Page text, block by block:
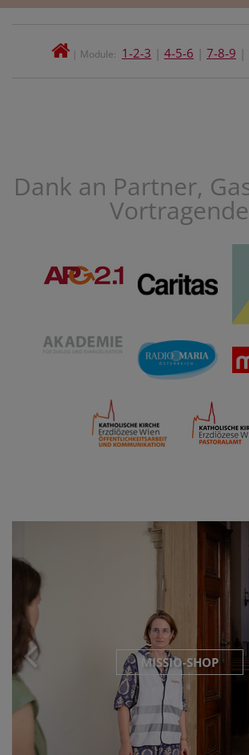
| Module: 1-2-3 | 4-5-6 | 7-8-9 |
Dank an Partner,
Vortragende
MISSIO-SHOP